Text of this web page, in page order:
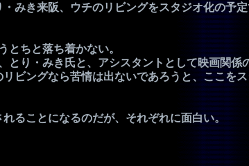
みき来阪、ウチのリビングをスタジオ化の予定
ちと落ち着かない。
とり・みき氏と、アシスタントとして映画関係
ビングなら苦情は出ないであろうと、ここを
ることになるのだが、それぞれに面白い。